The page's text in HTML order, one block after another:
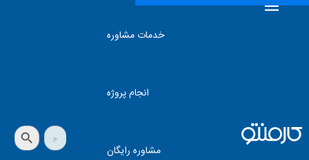
خدمات مشاوره
انجام پروژه
مشاوره رایگان
جستجو
برای:
دکمه جستجو